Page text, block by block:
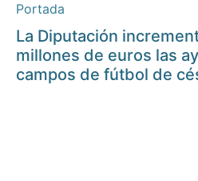
Portada
La Diputación
millones de euros las
campos de fútbol de